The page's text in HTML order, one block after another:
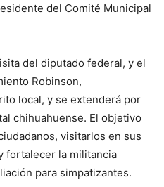
del Comité Municipal
del diputado federal, y el
Robinson,
local, y se extenderá por
chihuahuense. El objetivo
visitarlos en sus
fortalecer la militancia
para simpatizantes.